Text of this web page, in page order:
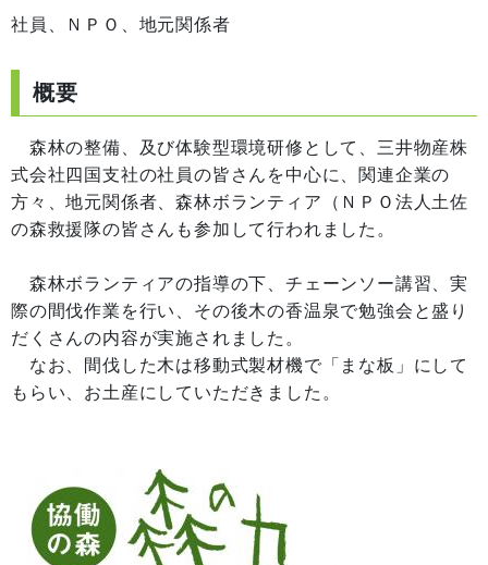
社員、ＮＰＯ、地元関係者
概要
森林の整備、及び体験型環境研修として、三井物産株
式会社四国支社の社員の皆さんを中心に、関連企業の
方々、地元関係者、森林ボランティア（ＮＰＯ法人土佐
の森救援隊の皆さんも参加して行われました。
森林ボランティアの指導の下、チェーンソー講習、実
際の間伐作業を行い、その後木の香温泉で勉強会と盛り
だくさんの内容が実施されました。
なお、間伐した木は移動式製材機で「まな板」にして
もらい、お土産にしていただきました。